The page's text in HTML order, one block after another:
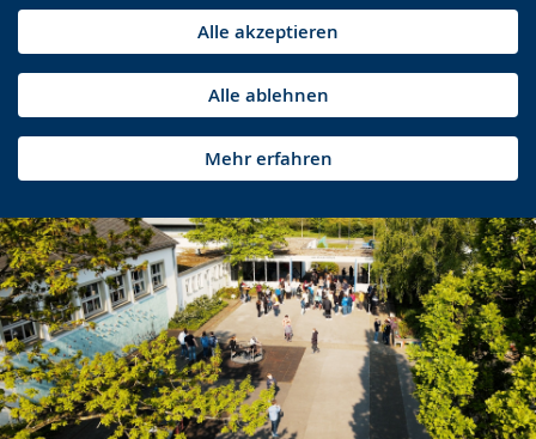
Alle akzeptieren
Alle ablehnen
Mehr erfahren